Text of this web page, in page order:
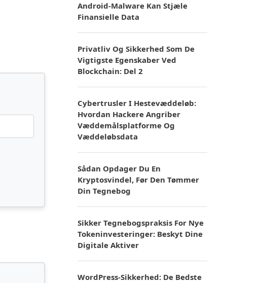
Android-Malware Kan Stjæle
Finansielle Data
Privatliv Og Sikkerhed Som De
Vigtigste Egenskaber Ved
Blockchain: Del 2
Cybertrusler I Hestevæddeløb:
Hvordan Hackere Angriber
Væddemålsplatforme Og
Væddeløbsdata
Sådan Opdager Du En
Kryptosvindel, Før Den Tømmer
Din Tegnebog
Sikker Tegnebogspraksis For Nye
Tokeninvesteringer: Beskyt Dine
Digitale Aktiver
WordPress-Sikkerhed: De Bedste